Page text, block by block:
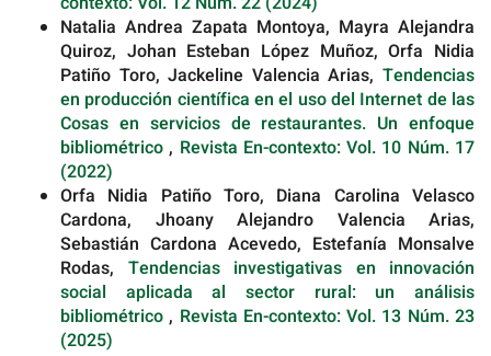
Natalia Andrea Zapata Montoya, Mayra Alejandra
Quiroz, Johan Esteban López Muñoz, Orfa Nidia
Patiño Toro, Jackeline Valencia Arias, Tendencias
en producción científica en el uso del Internet de las
Cosas en servicios de restaurantes. Un enfoque
bibliométrico, Revista En-contexto: Vol. 10 Núm. 17
(2022)
Orfa Nidia Patiño Toro, Diana Carolina Velasco
Cardona, Jhoany Alejandro Valencia Arias,
Sebastián Cardona Acevedo, Estefanía Monsalve
Rodas, Tendencias investigativas en innovación
social aplicada al sector rural: un análisis
bibliométrico, Revista En-contexto: Vol. 13 Núm. 23
(2025)